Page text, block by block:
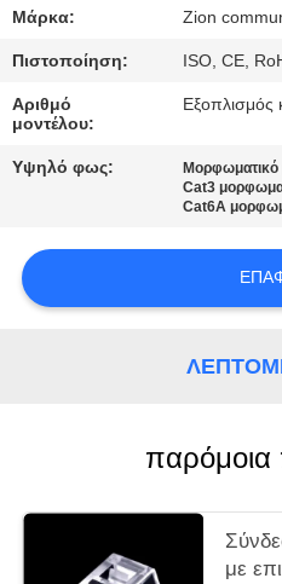
PRIVACY
POLICY
Μάρκα: Zion
Πιστοποίηση: ISO, CE,
Αριθμό
μοντέλου:
Εξοπλισμός
Υψηλό φως:
Cat3
Cat6A
παρόμοια
με